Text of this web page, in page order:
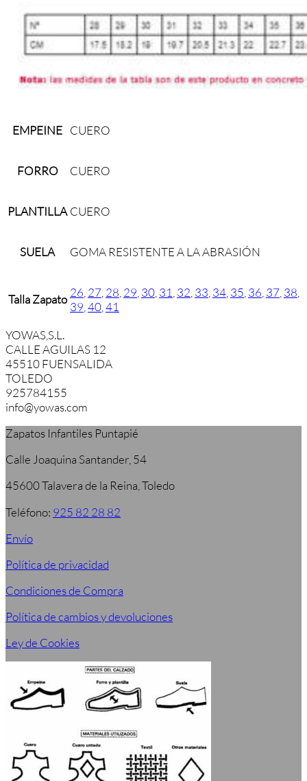
EMPEINE CUERO
FORRO CUERO
PLANTILLA CUERO
SUELA GOMA RESISTENTE A LA ABRASIÓN
Talla Zapato 26,27,28,29,30,31,32,33,34,35,36,37,38,
39,40,41
YOWAS,S.L.
CALLE AGUILAS 12
45510 FUENSALIDA
TOLEDO
925784155
info@yowas.com
Zapatos Infantiles Puntapié
Calle Joaquina Santander, 54
45600 Talavera de la Reina, Toledo
Teléfono: 925 82 28 82
Envío
Política de privacidad
Condiciones de Compra
Política de cambios y devoluciones
Ley de Cookies